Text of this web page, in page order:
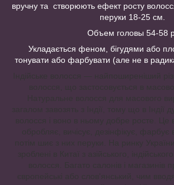
вручну та створюють ефект росту
перуки 18-25 см.
Объем головы 54-58
Укладається феном, бігудями або
тонувати або фарбувати (але не в